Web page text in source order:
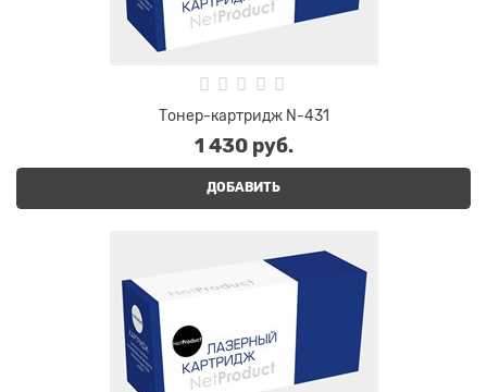
Тонер-картридж N-431
1 430 руб.
ДОБАВИТЬ